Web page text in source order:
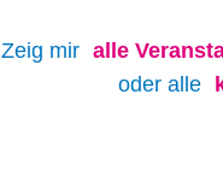
Zeig mir alle
oder alle